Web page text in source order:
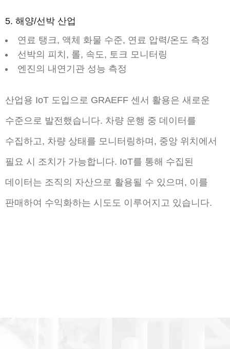
5. 해양/선박 산업
연료 탱크, 액체 화물 수준, 연료 압력/온도 측정
선박의 피치, 롤, 속도, 토크 모니터링
엔진의 내연기관 성능 측정
산업용 IoT 도입으로 GRAEFF 센서 활용은 새로운
수준으로 발전했습니다. 차량 운행 중 데이터를
수집하고, 차량 상태를 모니터링하며, 중앙 위치에서
필요 시 조치가 가능합니다. IoT를 통해 수집된
데이터는 조직의 자산으로 활용될 수 있으며, 이를
판매하여 수익화하는 시도도 이루어지고 있습니다.